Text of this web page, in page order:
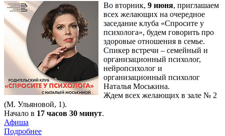
Во вторник, 9 июня, приглашаем
всех желающих на очередное
заседание клуба «Спросите у
психолога», будем говорить про
здоровые отношения в семье.
Спикер встречи – семейный и
организационный психолог,
нейропсихолог и
организационный психолог
Наталья Моськина.
Ждем всех желающих в зале № 2
(М. Ульяновой, 1).
Начало в 17 часов 30 минут.
Афиша
Подробнее